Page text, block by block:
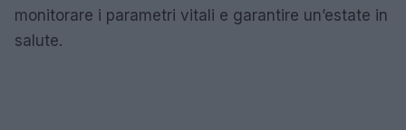
monitorare i parametri vitali e garantire un’estate in
salute.